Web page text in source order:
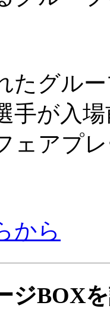
たグル
手が入
ェアプ
から
ジBOX